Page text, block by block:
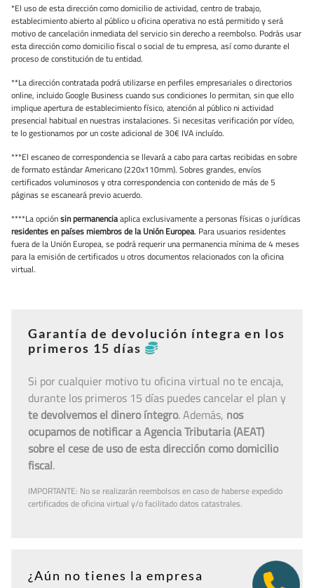
*El uso de esta dirección como domicilio de actividad, centro de trabajo,
establecimiento abierto al público u oficina operativa no está permitido y será
motivo de cancelación inmediata del servicio sin derecho a reembolso. Podrás usar
esta dirección como domicilio fiscal o social de tu empresa, así como durante el
proceso de constitución de tu entidad.
**La dirección contratada podrá utilizarse en perfiles empresariales o directorios
online, incluido Google Business cuando sus condiciones lo permitan, sin que ello
implique apertura de establecimiento físico, atención al público ni actividad
presencial habitual en nuestras instalaciones. Si necesitas verificación por vídeo,
te lo gestionamos por un coste adicional de 30€ IVA incluído.
***El escaneo de correspondencia se llevará a cabo para cartas recibidas en sobre
de formato estándar Americano (220x110mm). Sobres grandes, envíos
certificados voluminosos y otra correspondencia con contenido de más de 5
páginas se escaneará previo acuerdo.
****La opciónsin permanenciaaplica exclusivamente a personas físicas o jurídicas
residentes en países miembros de la Unión Europea. Para usuarios residentes
fuera de la Unión Europea, se podrá requerir una permanencia mínima de 4 meses
para la emisión de certificados u otros documentos relacionados con la oficina
virtual.
Garantía de devolución íntegra en los
primeros 15 días
Si por cualquier motivo tu oficina virtual no te encaja,
durante los primeros 15 días puedes cancelar el plan y
te devolvemos el dinero íntegro. Además, nos
ocupamos de notificar a Agencia Tributaria (AEAT)
sobre el cese de uso de esta dirección como domicilio
fiscal.
IMPORTANTE: No se realizarán reembolsos en caso de haberse expedido
certificados de oficina virtual y/o facilitado datos catastrales.
¿Aún no tienes la empresa